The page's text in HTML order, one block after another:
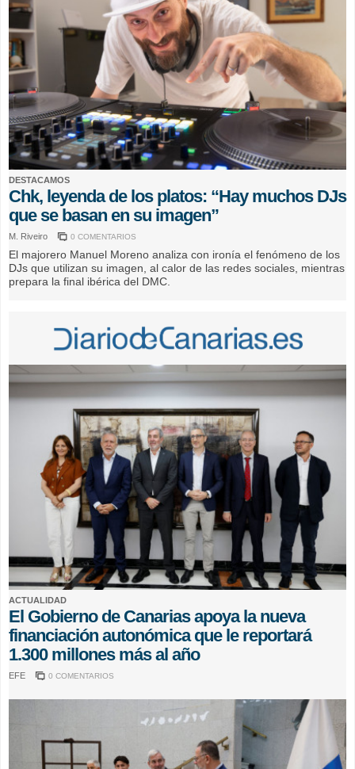
DESTACAMOS
Chk, leyenda de los platos: “Hay muchos DJs
que se basan en su imagen”
M. Riveiro 0 COMENTARIOS
El majorero Manuel Moreno analiza con ironía el fenómeno de los
DJs que utilizan su imagen, al calor de las redes sociales, mientras
prepara la final ibérica del DMC.
ACTUALIDAD
El Gobierno de Canarias apoya la nueva
financiación autonómica que le reportará
1.300 millones más al año
EFE 0 COMENTARIOS